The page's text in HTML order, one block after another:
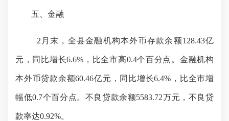
五、金融
2 月末，全县金融机构本外币存款余额128.43亿
元， 同比增长6.6%，比全市高0.4个百分点。金融机构
本外币贷款余额60.46亿元， 同比增长6.4%，比全市增
幅低0.7个百分点。不良贷款余额5583.72万元，不良贷
款率达0.92%。